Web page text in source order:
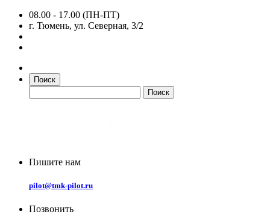
08.00 - 17.00 (ПН-ПТ)
г. Тюмень, ул. Северная, 3/2
Поиск
Пишите нам
pilot@tmk-pilot.ru
Позвонить